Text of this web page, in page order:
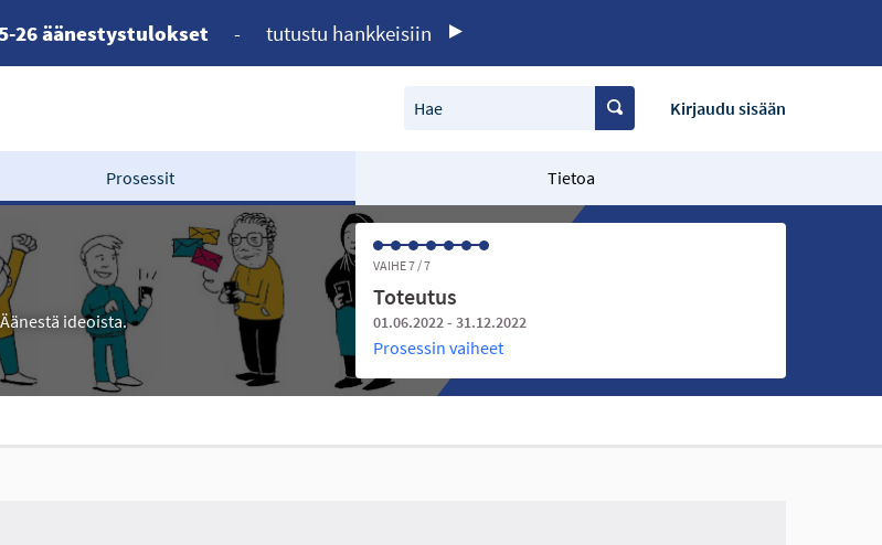
26 äänestystulokset - tutustu hankkeisiin
Hae Kirjaudu sisään
Prosessit Tietoa
ideoista.
VAIHE 7 / 7
Toteutus
01.06.2022 - 31.12.2022
Prosessin vaiheet